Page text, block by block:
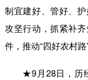
城市 旅
彩票 娱
公益 一带
制宜建好、管好、
攻坚行动，抓紧补
件，推动“四好农村
★9月28日，历